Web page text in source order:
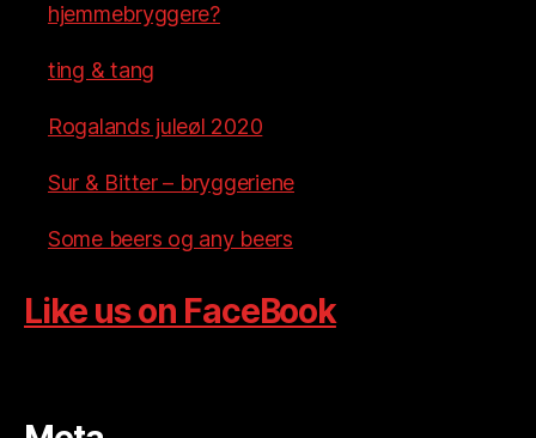
hjemmebryggere?
ting & tang
Rogalands juleøl 2020
Sur & Bitter – bryggeriene
Some beers og any beers
Like us on FaceBook